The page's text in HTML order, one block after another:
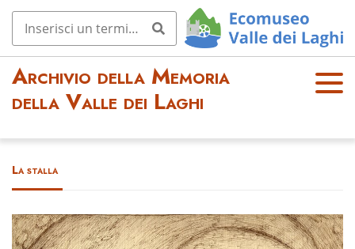
Archivio della Memoria
della Valle dei Laghi
OPE
La stalla